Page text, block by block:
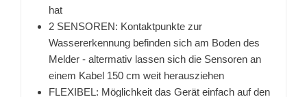
hat
2 SENSOREN: Kontaktpunkte zur
Wassererkennung befinden sich am Boden des
Melder - altermativ lassen sich die Sensoren an
einem Kabel 150 cm weit herausziehen
FLEXIBEL: Möglichkeit das Gerät einfach auf den